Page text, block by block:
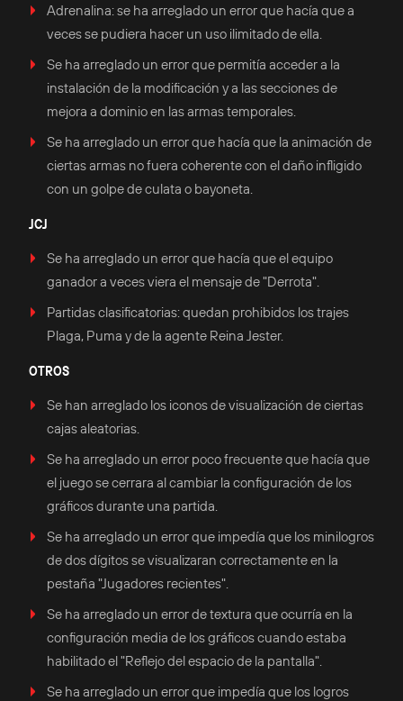
Adrenalina: se ha arreglado un error que hacía que a
veces se pudiera hacer un uso ilimitado de ella.
Se ha arreglado un error que permitía acceder a la
instalación de la modificación y a las secciones de
mejora a dominio en las armas temporales.
Se ha arreglado un error que hacía que la animación de
ciertas armas no fuera coherente con el daño infligido
con un golpe de culata o bayoneta.
JCJ
Se ha arreglado un error que hacía que el equipo
ganador a veces viera el mensaje de "Derrota".
Partidas clasificatorias: quedan prohibidos los trajes
Plaga, Puma y de la agente Reina Jester.
OTROS
Se han arreglado los iconos de visualización de ciertas
cajas aleatorias.
Se ha arreglado un error poco frecuente que hacía que
el juego se cerrara al cambiar la configuración de los
gráficos durante una partida.
Se ha arreglado un error que impedía que los minilogros
de dos dígitos se visualizaran correctamente en la
pestaña "Jugadores recientes".
Se ha arreglado un error de textura que ocurría en la
configuración media de los gráficos cuando estaba
habilitado el "Reflejo del espacio de la pantalla".
Se ha arreglado un error que impedía que los logros